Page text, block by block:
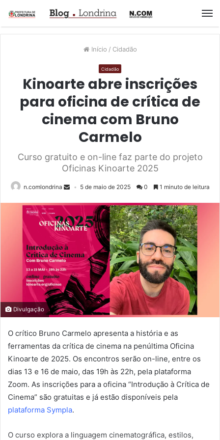
Início / Cidadão
Cidadão
Kinoarte abre inscrições
para oficina de crítica de
cinema com Bruno
Carmelo
Curso gratuito e on-line faz parte do projeto
Oficinas Kinoarte 2025
n.comlondrina 5 de maio de 2025 0 1 minuto de leitura
Divulgação
O crítico Bruno Carmelo apresenta a história e as
ferramentas da crítica de cinema na penúltima Oficina
Kinoarte de 2025. Os encontros serão on-line, entre os
dias 13 e 16 de maio, das 19h às 22h, pela plataforma
Zoom. As inscrições para a oficina “Introdução à Crítica de
Cinema” são gratuitas e já estão disponíveis pela
plataforma Sympla.
O curso explora a linguagem cinematográfica, estilos,